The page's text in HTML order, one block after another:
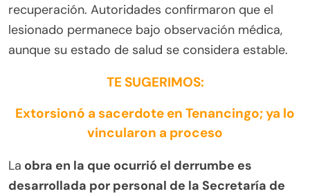
recuperación. Autoridades confirmaron que el
lesionado permanece bajo observación médica,
aunque su estado de salud se considera estable.
TE SUGERIMOS:
Extorsionó a sacerdote en Tenancingo; ya lo
vincularon a proceso
La obra en la que ocurrió el derrumbe es
desarrollada por personal de la Secretaría de